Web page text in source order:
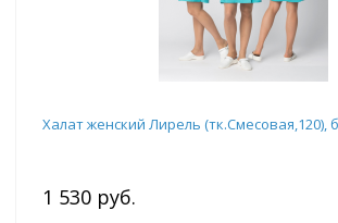
Халат женский Лирель
1 530 руб.